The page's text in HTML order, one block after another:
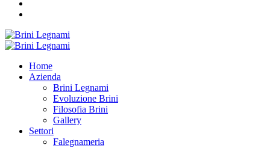
Home
Azienda
Brini Legnami
Evoluzione Brini
Filosofia Brini
Gallery
Settori
Falegnameria